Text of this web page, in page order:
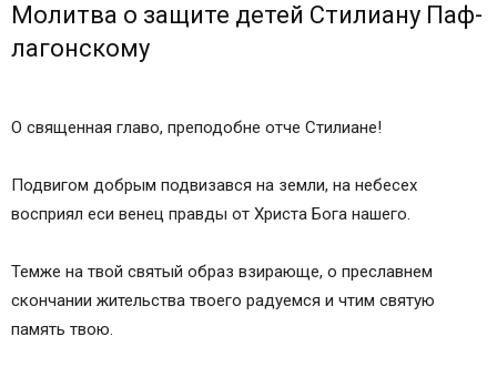
Молитва о защите детей Стилиану Паф­
ла­гонс­кому
О священная главо, преподобне отче Стилиане!
Подвигом добрым подвизався на земли, на небесех
восприял еси венец правды от Христа Бога нашего.
Темже на твой святый образ взирающе, о преславнем
скончании жительства твоего радуемся и чтим святую
память твою.